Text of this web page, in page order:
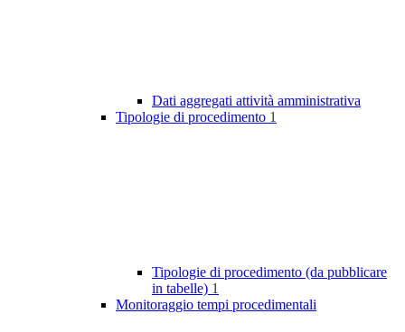
Dati aggregati attività amministrativa
Tipologie di procedimento 1
Tipologie di procedimento (da pubblicare
in tabelle) 1
Monitoraggio tempi procedimentali